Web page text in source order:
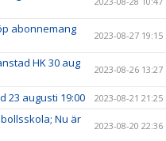
abonnemang
2023-08-27 19:15
HK 30 aug
2023-08-26 13:27
23 augusti 19:00 2023-08-21 21:25
Nu är
2023-08-20 22:36